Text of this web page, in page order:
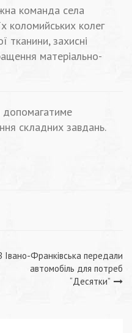
команда села
коломийських колег
тканини, захисні
матеріально-
допомагатиме
складних завдань.
Івано-Франківська передали
автомобіль для потреб
“Десятки”